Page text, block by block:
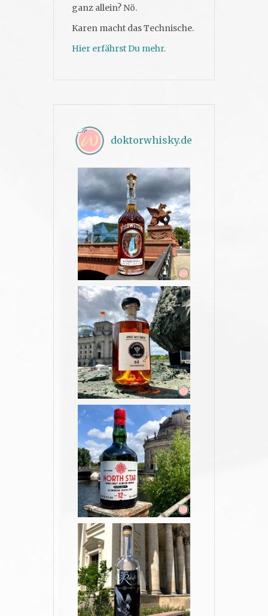
ganz allein? Nö.
Karen macht das Technische.
Hier erfährst Du mehr.
doktorwhisky.de